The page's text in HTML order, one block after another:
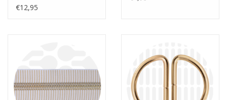
130cm
€12,95